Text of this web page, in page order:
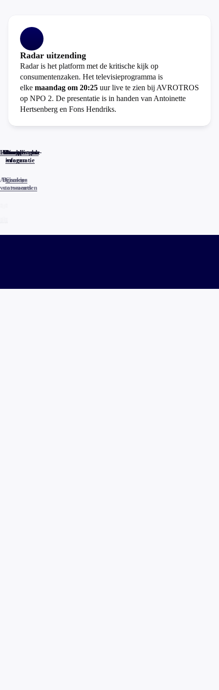
Radar uitzending
Radar is het platform met de kritische kijk op
consumentenzaken. Het televisieprogramma is
elke maandag om 20:25 uur live te zien bij AVROTROS
op NPO 2. De presentatie is in handen van Antoinette
Hertsenberg en Fons Hendriks.
Home
Actueel
Uitzendingen
Reacties
Programma-
informatie
Veelgestelde
vragen
Algemene
voorwaarden
Privacy
statements
Cookies